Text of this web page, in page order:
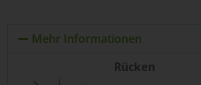
Mehr Informationen
Rücken